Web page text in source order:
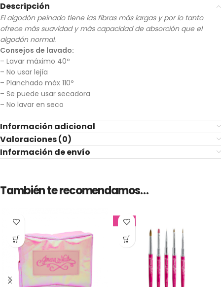
Descripción
El algodón peinado tiene las fibras más largas y por lo tanto
ofrece más suavidad y más capacidad de absorción que el
algodón normal.
Consejos de lavado:
– Lavar máximo 40º
– No usar lejía
– Planchado máx 110º
– Se puede usar secadora
– No lavar en seco
Información adicional
Valoraciones (0)
Información de envío
También te recomendamos…
-10%